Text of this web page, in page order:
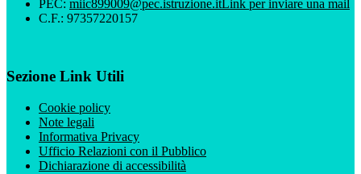
PEC: miic899009@pec.istruzione.itLink per inviare una mail
C.F.: 97357220157
Sezione Link Utili
Cookie policy
Note legali
Informativa Privacy
Ufficio Relazioni con il Pubblico
Dichiarazione di accessibilità